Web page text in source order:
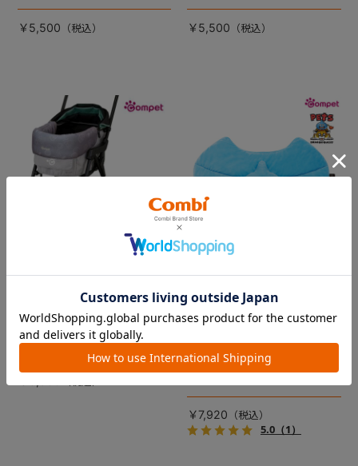
しゃれに・かわいく・かっこ
よく！
￥5,500
しゃれに・かわいく・かっこ
よく！
￥5,500
コムペット リバーシブルコン
裏面は接触冷感生地で暑い季
節も快適！ペットカートをお
しゃれに・かわいく・かっこ
DRAGON QUEST PETs コン
フォートクッション スライム
【コムペット ペットカート
用】
愛車の目印に！ふわふわ生地
あごのせクッション。
￥7,920
5.0（1）